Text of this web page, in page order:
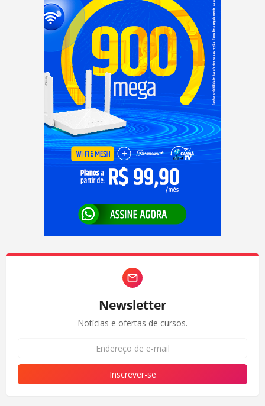
Newsletter
Notícias e ofertas de cursos.